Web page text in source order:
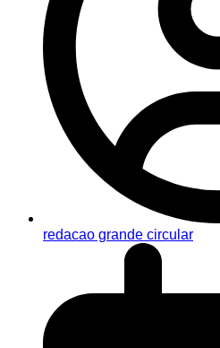
redacao grande circular